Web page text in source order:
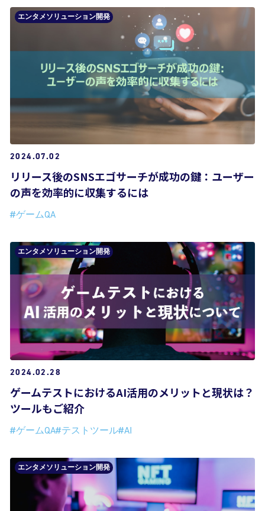
エンタメソリューション開発
2024.07.02
リリース後のSNSエゴサーチが成功の鍵：ユーザー
の声を効率的に収集するには
#ゲームQA
エンタメソリューション開発
2024.02.28
ゲームテストにおけるAI活用のメリットと現状は？
ツールもご紹介
#ゲームQA#テストツール#AI
エンタメソリューション開発